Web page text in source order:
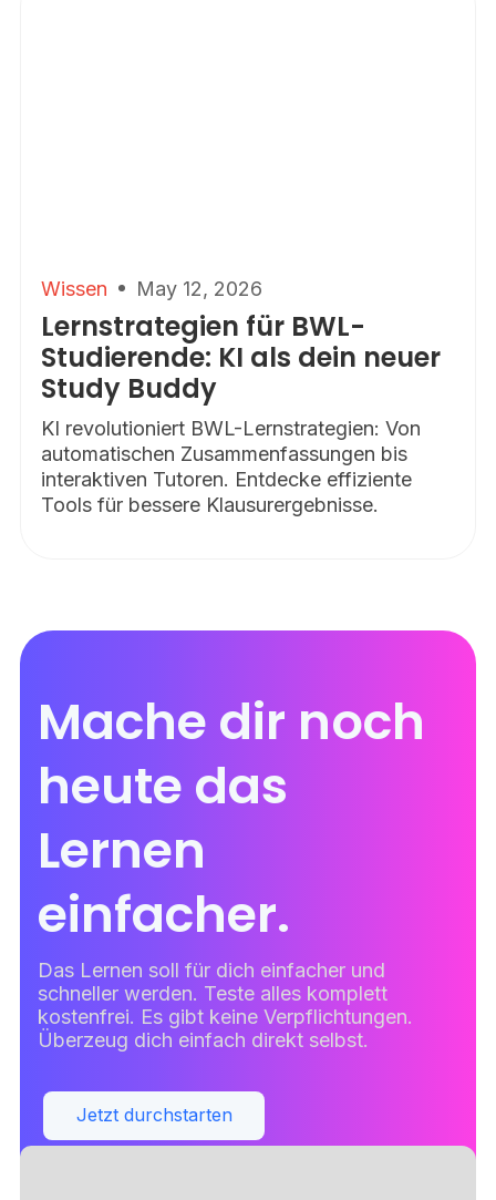
Wissen May 12, 2026
Lernstrategien für BWL-
Studierende: KI als dein neuer
Study Buddy
KI revolutioniert BWL-Lernstrategien: Von
automatischen Zusammenfassungen bis
interaktiven Tutoren. Entdecke effiziente
Tools für bessere Klausurergebnisse.
Mache dir noch
heute das
Lernen
einfacher.
Das Lernen soll für dich einfacher und
schneller werden. Teste alles komplett
kostenfrei. Es gibt keine Verpflichtungen.
Überzeug dich einfach direkt selbst.
Jetzt durchstarten